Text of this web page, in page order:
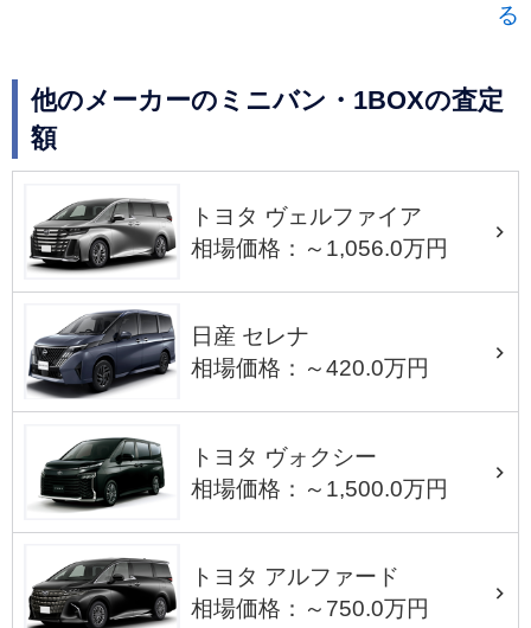
る
他のメーカーのミニバン・1BOXの査定
額
トヨタ ヴェルファイア
相場価格：～1,056.0万円
日産 セレナ
相場価格：～420.0万円
トヨタ ヴォクシー
相場価格：～1,500.0万円
トヨタ アルファード
相場価格：～750.0万円